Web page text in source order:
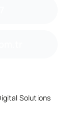
Solutions